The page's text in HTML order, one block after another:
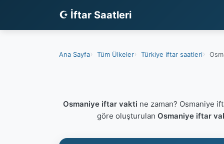
☪ İftar Saatleri
Ana Sayfa Tüm Ülkeler Türkiye iftar saatleri
Osmaniye iftar vakti ne zaman? Osmaniye
göre oluşturulan Osmaniye iftar